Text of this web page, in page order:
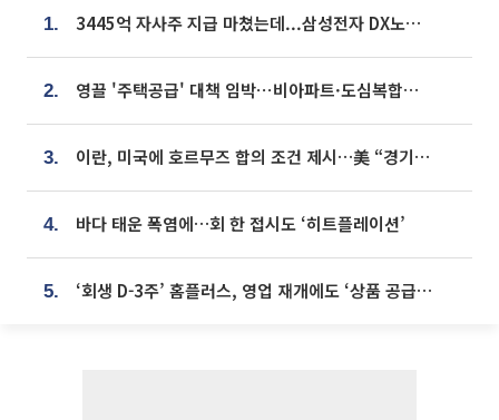
1. 3445억 자사주 지급 마쳤는데...삼성전자 DX노조, 뒤늦은 '떼쓰기 집회'
2. 영끌 '주택공급' 대책 임박⋯비아파트·도심복합까지 총동원
3. 이란, 미국에 호르무즈 합의 조건 제시…美 “경기 아직 안 끝나” [종합]
4. 바다 태운 폭염에…회 한 접시도 ‘히트플레이션’
5. ‘회생 D-3주’ 홈플러스, 영업 재개에도 ‘상품 공급망’ 복구가 생존 관건